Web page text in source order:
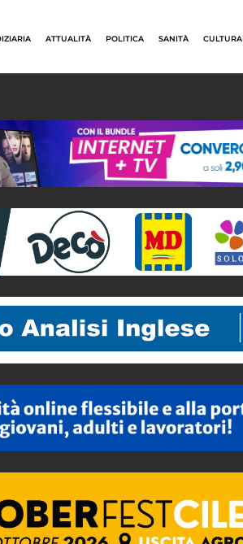
ATTUALITÀ POLITICA SANITÀ CULTURA